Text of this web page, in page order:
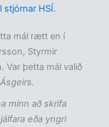
stjórnar HSÍ.
mál rætt en í
Styrmir
Var þetta mál valið
minn að skrifa
eða yngri